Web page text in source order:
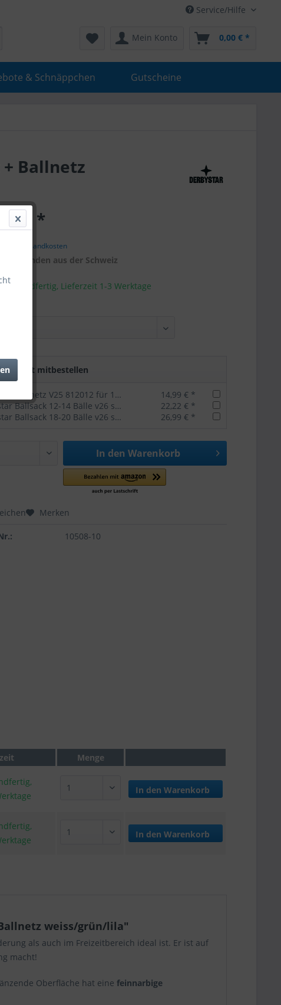
Service/Hilfe
Mein Konto 0,00 € *
& Schnäppchen Gutscheine
Ballnetz
€ *
inkl. Versandkosten
Kunden aus der Schweiz
versandfertig, Lieferzeit 1-3 Werktage
direkt mitbestellen
Derbystar Ballnetz V25 812012 für 10 Bälle
14,99 € *
Derbystar Ballsack 12-14 Bälle v26 schwarz
22,22 € *
Derbystar Ballsack 18-20 Bälle v26 schwarz
26,99 € *
In den Warenkorb
Merken
10508-10
Menge
In den Warenkorb
In den Warenkorb
weiss/grün/lila"
als auch im Freizeitbereich ideal ist. Er ist auf
macht!
Oberfläche hat eine feinnarbige